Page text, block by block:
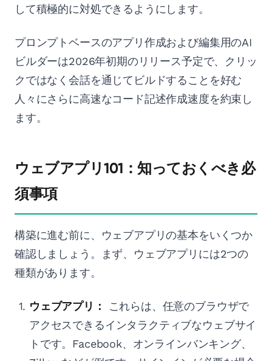
して積極的に対処できるようにします。
プロンプトベースのアプリ作成および編集用のAI
ビルダーは2026年初期のリリース予定で、クリッ
クではなく会話を通じてビルドすることを好む
人々にさらに高速なコード記述作成速度を約束し
ます。
ウェブアプリ101：知っておくべき必
須事項
構築に進む前に、ウェブアプリの基本をいくつか
確認しましょう。まず、ウェブアプリには2つの
種類があります。
ウェブアプリ：
これらは、任意のブラウザで
アクセスできるインタラクティブなウェブサイ
トです。Facebook、オンラインバンキング、